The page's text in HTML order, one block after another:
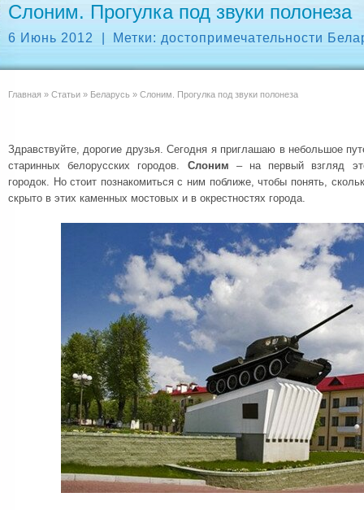
Слоним. Прогулка под звуки полонеза
6 Июнь 2012 Метки: достопримечательности
Главная » Статьи » Беларусь » Слоним. Прогулка под звуки полонеза
Здравствуйте, дорогие друзья. Сегодня я приглашаю в небольшое
старинных белорусских городов. Слоним – на первый взгляд
городок. Но стоит познакомиться с ним поближе, чтобы понять,
скрыто в этих каменных мостовых и в окрестностях города.